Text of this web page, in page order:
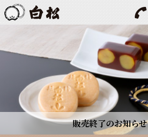
販売終了のお知らせ